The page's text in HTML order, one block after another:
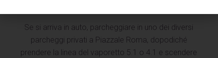
Se si arriva in auto, parcheggiare in uno dei diversi
parcheggi privati a Piazzale Roma, dopodiché
prendere la linea del vaporetto 5.1 o 4.1 e scendere